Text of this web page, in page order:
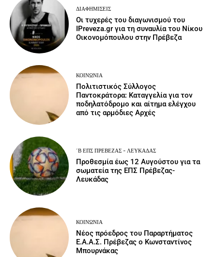
ΔΙΑΦΗΜΊΣΕΙΣ
Οι τυχερές του διαγωνισμού του
IPreveza.gr για τη συναυλία του Νίκου
Οικονομόπουλου στην Πρέβεζα
ΚΟΙΝΩΝΙΑ
Πολιτιστικός Σύλλογος
Παντοκράτορα: Καταγγελία για τον
ποδηλατόδρομο και αίτημα ελέγχου
από τις αρμόδιες Αρχές
΄Β ΕΠΣ ΠΡΈΒΕΖΑΣ - ΛΕΥΚΆΔΑΣ
Προθεσμία έως 12 Αυγούστου για τα
σωματεία της ΕΠΣ Πρέβεζας-
Λευκάδας
ΚΟΙΝΩΝΙΑ
Νέος πρόεδρος του Παραρτήματος
Ε.Α.Α.Σ. Πρέβεζας ο Κωνσταντίνος
Μπουρνάκας